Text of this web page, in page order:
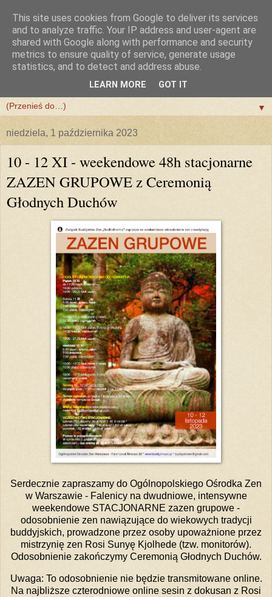
▼
niedziela, 1 października 2023
10 - 12 XI - weekendowe 48h stacjonarne
ZAZEN GRUPOWE z Ceremonią
Głodnych Duchów
Serdecznie zapraszamy do Ogólnopolskiego Ośrodka Zen
w Warszawie - Falenicy na dwudniowe, intensywne
weekendowe STACJONARNE zazen grupowe -
odosobnienie zen nawiązujące do wiekowych tradycji
buddyjskich, prowadzone przez osoby upoważnione przez
mistrzynię zen Rosi Sunyę Kjolhede (tzw. monitorów).
Odosobnienie zakończymy Ceremonią Głodnych Duchów.
Uwaga: To odosobnienie nie będzie transmitowane online.
Na najbliższe czterodniowe online sesin z dokusan z Rosi
This site uses cookies from Google to deliver its services
and to analyze traffic. Your IP address and user-agent are
shared with Google along with performance and security
metrics to ensure quality of service, generate usage
statistics, and to detect and address abuse.
LEARN MORE GOT IT